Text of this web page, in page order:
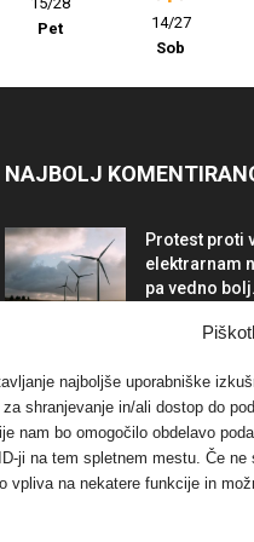
najboljše uporabniške
shranjevanje in/ali dostop do
nam bo omogočilo obdelavo
ji na tem spletnem mestu. Če
vpliva na nekatere funkcije in
Pet
14/27
Sob
NAJBOLJ
Protest proti
elektrarnam
pa vedno
elektrarnam
Dogodki 29.
FOTO: